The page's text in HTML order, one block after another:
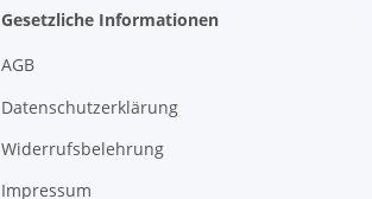
Gesetzliche Informationen
AGB
Datenschutzerklärung
Widerrufsbelehrung
Impressum